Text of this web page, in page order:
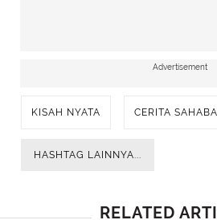
Advertisement
KISAH NYATA CERITA
HASHTAG LAINNYA...
RELATED